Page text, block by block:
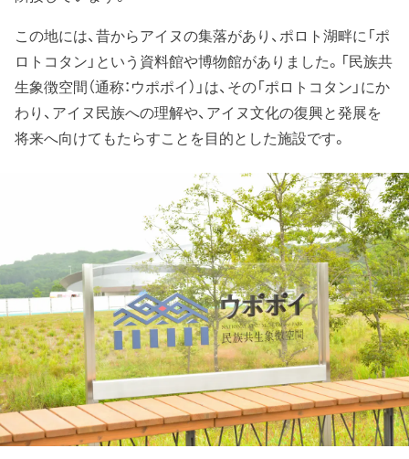
この地には、昔からアイヌの集落があり、ポロト湖畔に「ポ
ロトコタン」という資料館や博物館がありました。「民族共
生象徴空間（通称：ウポポイ）」は、その「ポロトコタン」にか
わり、アイヌ民族への理解や、アイヌ文化の復興と発展を
将来へ向けてもたらすことを目的とした施設です。